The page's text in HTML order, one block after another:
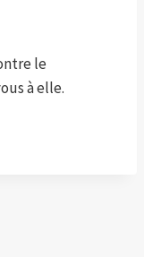
le
à elle.